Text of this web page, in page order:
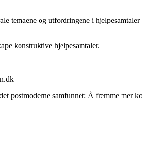
temaene og utfordringene i
konstruktive hjelpesamtaler.
postmoderne samfunnet: Å fremme mer